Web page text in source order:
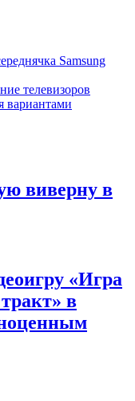
Samsung
телевизоров
вариантами
виверну в
«Игра
в